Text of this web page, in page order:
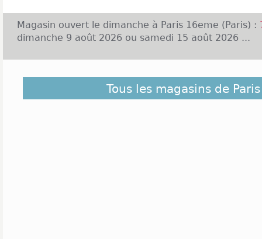
Magasin ouvert le dimanche à Paris 16eme (Paris) :
dimanche 9 août 2026 ou samedi 15 août 2026 ...
Le XVIè est un arrondissement essentiellement
Paris, qui regroupe 167 000 habitants, soit une
Tous les magasins de